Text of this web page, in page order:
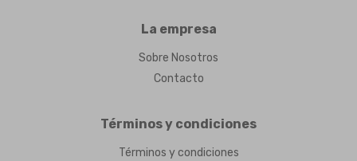
La empresa
Sobre Nosotros
Contacto
Términos y condiciones
Términos y condiciones